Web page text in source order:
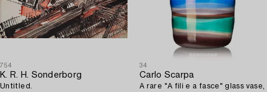
754
K. R. H. Sonderborg
Untitled.
34
Carlo Scarpa
A rare "A fili e a fasce" glass vase,